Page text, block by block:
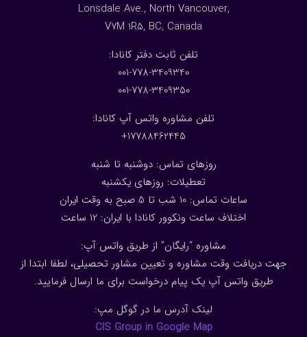
Lonsdale Ave., North Vancouver,
V7M 1R5, BC, Canada
:تلفن ثابت دفتر کانادا
001-778-3409340
001-778-3409350
تلفن مشاوره واتس آپ کانادا:
17788462445+
روزهای تماس: دوشنبه تا شنبه
تعطیلات: روزهای یکشنبه
ساعات تماس: 10 شب تا 5 صبح به وقت ایران
اختلاف ساعت ونکوور کانادا با ایران: 1 2 ساعت
مشاوره “رایگان” از طریق واتس آپ:
جهت دریافت وقت مشاوره و تعیین مشاور تحصیلی، لطفا ابتدا از
طریق واتس آپ یک پیام درخواست برای ما ارسال فرمایید.
لینک آدرس ما در گوگل مپ:
CIS Group in Google Map